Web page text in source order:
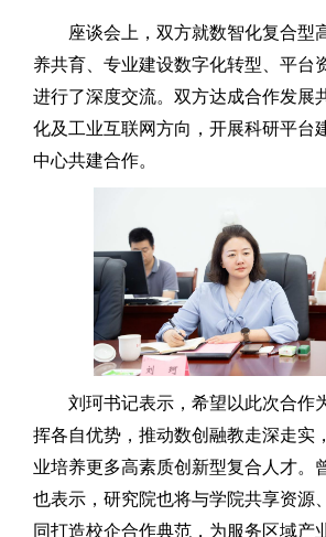
座谈会上，双方就数智化复合型
养共育、专业建设数字化转型、平台
进行了深度交流。双方达成合作发展
化及工业互联网方向，开展科研平台
中心共建合作。
刘珂书记表示，希望以此次合作
挥各自优势，推动数创融教走深走实
业培养更多高素质创新型复合人才。
也表示，研究院也将与学院共享资源
同打造校企合作典范，为服务区域产